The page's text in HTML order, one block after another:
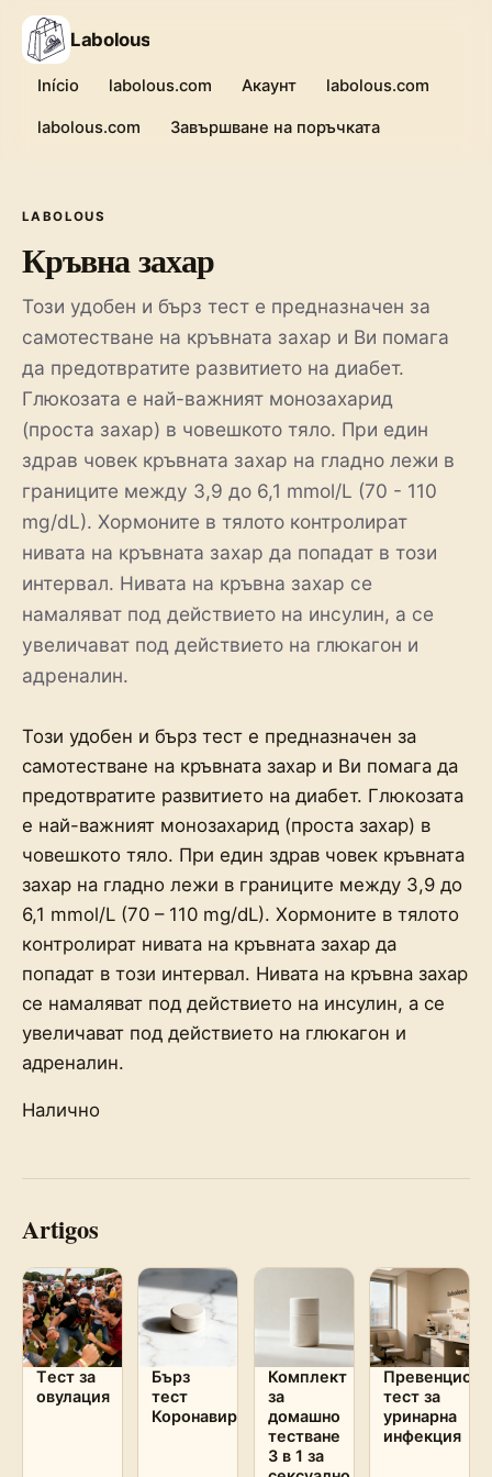
Labolous
Início labolous.com Акаунт labolous.com
labolous.com Завършване на поръчката
LABOLOUS
Кръвна захар
Този удобен и бърз тест е предназначен за
самотестване на кръвната захар и Ви помага
да предотвратите развитието на диабет.
Глюкозата е най-важният монозахарид
(проста захар) в човешкото тяло. При един
здрав човек кръвната захар на гладно лежи в
границите между 3,9 до 6,1 mmol/L (70 - 110
mg/dL). Хормоните в тялото контролират
нивата на кръвната захар да попадат в този
интервал. Нивата на кръвна захар се
намаляват под действието на инсулин, а се
увеличават под действието на глюкагон и
адреналин.
Този удобен и бърз тест е предназначен за
самотестване на кръвната захар и Ви помага да
предотвратите развитието на диабет. Глюкозата
е най-важният монозахарид (проста захар) в
човешкото тяло. При един здрав човек кръвната
захар на гладно лежи в границите между 3,9 до
6,1 mmol/L (70 – 110 mg/dL). Хормоните в тялото
контролират нивата на кръвната захар да
попадат в този интервал. Нивата на кръвна захар
се намаляват под действието на инсулин, а се
увеличават под действието на глюкагон и
адреналин.
Налично
Artigos
Tест за
овулация
Бърз
тест
Коронавирус
Комплект
за
домашно
тестване
3 в 1 за
тест за
уринарна
инфекция